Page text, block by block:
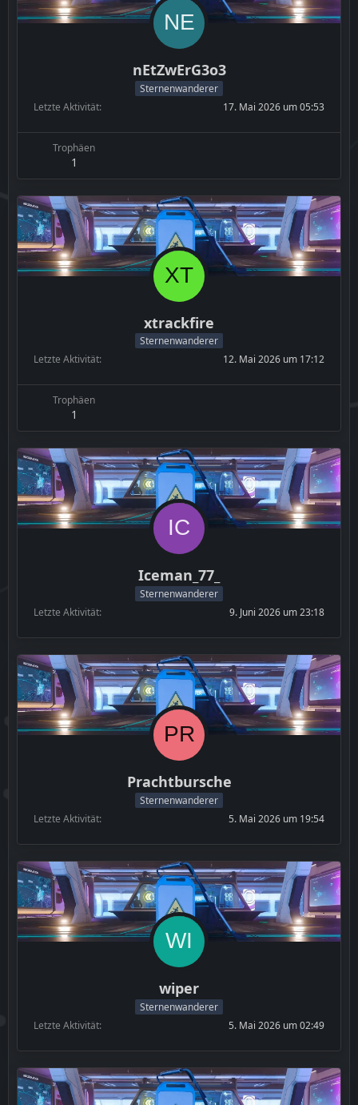
nEtZwErG3o3
Sternenwanderer
Letzte Aktivität
17. Mai 2026 um 05:53
Trophäen
1
xtrackfire
Sternenwanderer
Letzte Aktivität
12. Mai 2026 um 17:12
Trophäen
1
Iceman_77_
Sternenwanderer
Letzte Aktivität
9. Juni 2026 um 23:18
Prachtbursche
Sternenwanderer
Letzte Aktivität
5. Mai 2026 um 19:54
wiper
Sternenwanderer
Letzte Aktivität
5. Mai 2026 um 02:49